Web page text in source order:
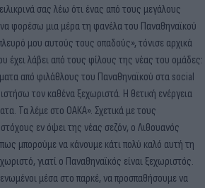
σας λέω ότι ένας από τους μεγάλους
φορέσω μια μέρα τη φανέλα του Παναθηναϊκού
μου αυτούς τους οπαδούς», τόνισε αρχικά
έχει λάβει από τους φίλους της νέας του ομάδες:
από φιλάθλους του Παναθηναϊκού στα social
τον καθένα ξεχωριστά. Η θετική ενέργεια
Τα λέμε στο ΟΑΚΑ». Σχετικά με τους
εν όψει της νέας σεζόν, ο Λιθουανός
μπορούμε να κάνουμε κάτι πολύ καλό αυτή τη
γιατί ο Παναθηναϊκός είναι ξεχωριστός.
μέσα στο παρκέ, να προσπαθήσουμε να